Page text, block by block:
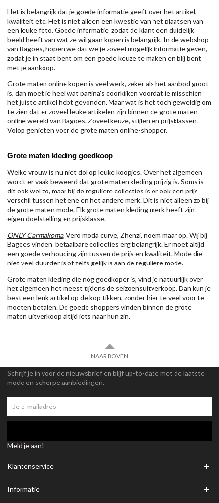
Het is belangrijk dat je goede informatie geeft over het artikel,
kwaliteit etc. Het is niet alleen een kwestie van het plaatsen van
een leuke foto. Goede informatie, zodat de klant een duidelijk
beeld heeft van wat ze wil gaan kopen is belangrijk. In de webshop
van Bagoes, hopen we dat we je zoveel mogelijk informatie geven,
zodat je in staat bent om een goede keuze te maken en blij bent
met je aankoop.
Grote maten online kopen is veel werk, zeker als het aanbod groot
is, dan moet je heel wat pagina's doorkijken voordat je misschien
het juiste artikel hebt gevonden. Maar wat is het toch geweldig om
te zien dat er zoveel leuke artikelen zijn binnen de grote maten
online wereld van Bagoes. Zoveel keuze, stijlen en prijsklassen.
Volop genieten voor de grote maten online-shopper.
Grote maten kleding goedkoop
Welke vrouw is nu niet dol op leuke koopjes. Over het algemeen
wordt er vaak beweerd dat grote maten kleding prijzig is. Soms is
dit ook wel zo, maar bij de reguliere collecties is er ook een prijs
verschil tussen het ene en het andere merk. Dit is niet alleen zo bij
de grote maten mode. Elk grote maten kleding merk heeft zijn
eigen doelstelling en prijsklasse.
ONLY Carmakoma, Vero moda curve, Zhenzi, noem maar op. Wij bij
Bagoes vinden betaalbare collecties erg belangrijk. Er moet altijd
een goede verhouding zijn tussen de prijs en kwaliteit. Mode die
niet veel duurder is of zelfs gelijk is aan de reguliere mode.
Grote maten kleding die nog goedkoper is, vind je natuurlijk over
het algemeen het meest tijdens de seizoensuitverkoop. Dan kun je
best een leuk artikel op de kop tikken, zonder hier te veel voor te
moeten betalen. De goede shoppers vinden binnen de grote
maten uitverkoop altijd iets naar hun zin.
NAAR BOVEN
Schrijf je in voor de nieuwsbrief en blijf up-to-date met de laatste
mode en scherpe aanbiedingen.
Meld je aan!
Klantenservice +
Informatie +